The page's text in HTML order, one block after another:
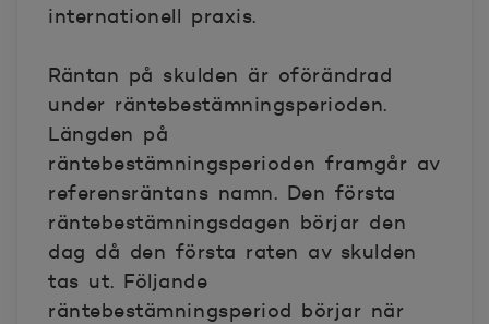
internationell praxis.
Räntan på skulden är oförändrad
under räntebestämningsperioden.
Längden på
räntebestämningsperioden framgår av
referensräntans namn. Den första
räntebestämningsdagen börjar den
dag då den första raten av skulden
tas ut. Följande
räntebestämningsperiod börjar när